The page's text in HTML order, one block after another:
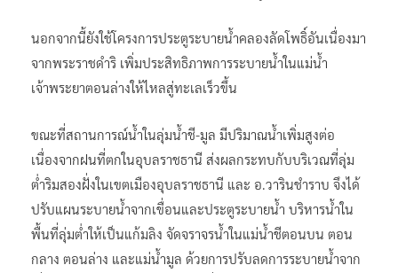
นอกจากนี้ยังใช้โครงการประตูระบายน้ำคลองลัดโพธิ์อันเนื่องมา
จากพระราชดำริ เพิ่มประสิทธิภาพการระบายน้ำในแม่น้ำ
เจ้าพระยาตอนล่างให้ไหลสู่ทะเลเร็วขึ้น
ขณะที่สถานการณ์น้ำในลุ่มน้ำชี-มูล มีปริมาณน้ำเพิ่มสูงต่อ
เนื่องจากฝนที่ตกในอุบลราชธานี ส่งผลกระทบกับบริเวณที่ลุ่ม
ต่ำริมสองฝั่งในเขตเมืองอุบลราชธานี และ อ.วารินชำราบ จึงได้
ปรับแผนระบายน้ำจากเขื่อนและประตูระบายน้ำ บริหารน้ำใน
พื้นที่ลุ่มต่ำให้เป็นแก้มลิง จัดจราจรน้ำในแม่น้ำชีตอนบน ตอน
กลาง ตอนล่าง และแม่น้ำมูล ด้วยการปรับลดการระบายน้ำจาก